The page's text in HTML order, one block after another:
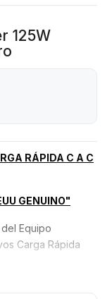
125W
RÁPIDA C A C
GENUINO"
Equipo
Carga Rápida
- LG - Xiaomi -